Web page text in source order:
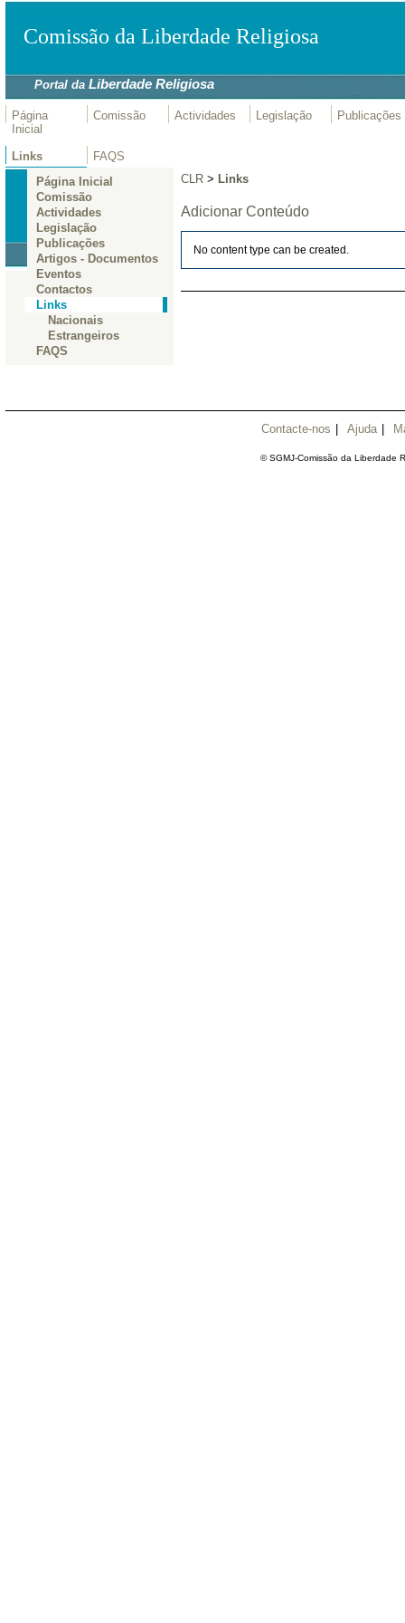
Comissão da Liberdade Religiosa
Portal daLiberdade Religiosa
Página
Inicial
Comissão Actividades Legislação Publicações
Links
FAQS
Página Inicial
Comissão
Actividades
Legislação
Publicações
Artigos - Documentos
Eventos
Contactos
Links
Nacionais
Estrangeiros
FAQS
CLR> Links
Adicionar Conteúdo
No content type can be created.
Contacte-nos Ajuda
© SGMJ-Comissão da Liberdade